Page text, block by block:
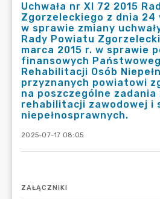
Uchwała nr XI 72 2015
Zgorzeleckiego z dnia 24
w sprawie zmiany
Rady Powiatu
marca 2015 r. w sprawie
finansowych
Rehabilitacji Osób
przyznanych powiatowi
na poszczególne zadania
rehabilitacji zawodowej i
niepełnosprawnych.
2025-07-17 08:05
ZAŁĄCZNIKI